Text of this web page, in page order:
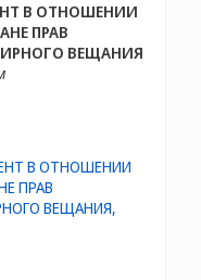
В ОТНОШЕНИИ
ПРАВ
ВЕЩАНИЯ